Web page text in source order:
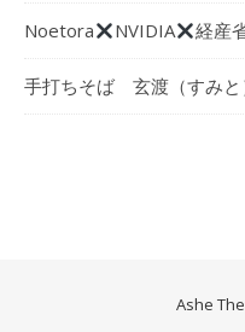
Noetora NVIDIA 経産
手打ちそば 玄渡（すみと
Ashe